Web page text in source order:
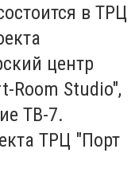
в ТРЦ
центр
Room Studio",
ТВ-7.
ТРЦ "Порт